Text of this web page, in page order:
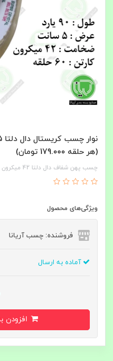
(هر حلقه 179.000 تومان)
چسب پهن شفاف دال دلتا 42 میکرون مناسب بسته بندی کارتن
ویژگی‌های محصول
فروشنده: چسب آریانا
آماده به ارسال